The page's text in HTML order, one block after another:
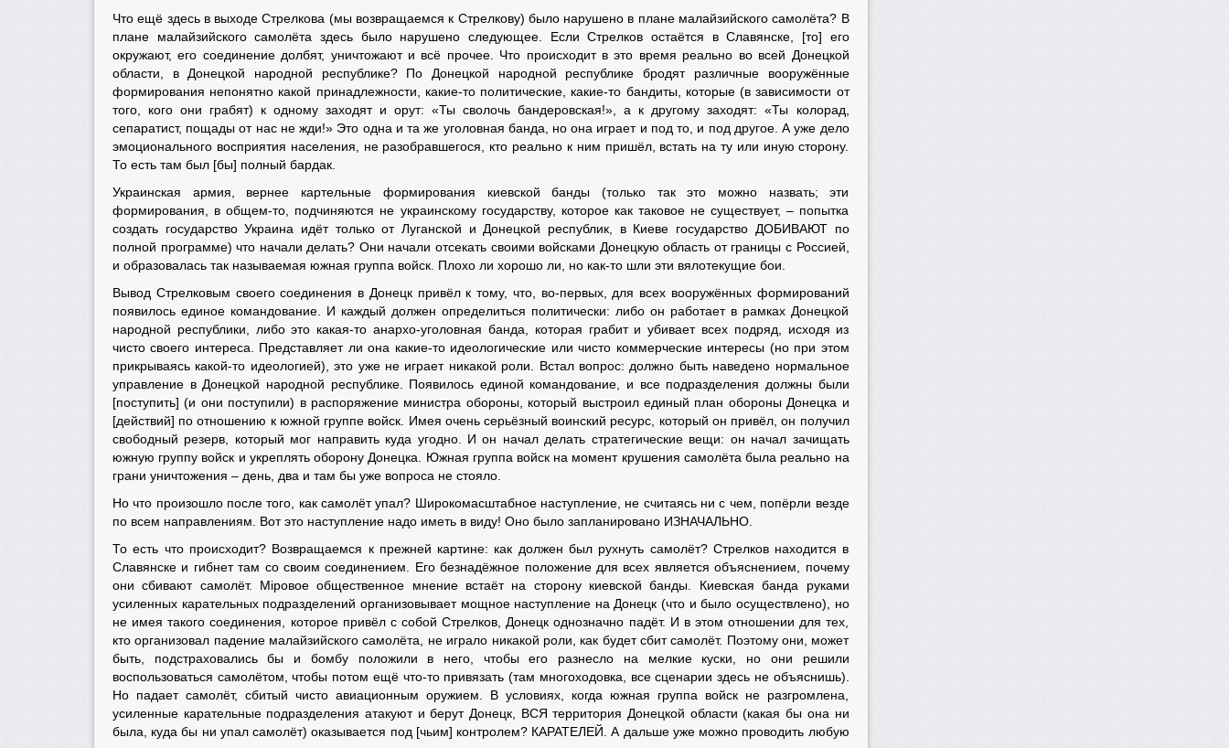
Что ещё здесь в выходе Стрелкова (мы возвращаемся к Стрелкову) было нарушено в плане малайзийского самолёта? В
плане малайзийского самолёта здесь было нарушено следующее. Если Стрелков остаётся в Славянске, [то] его
окружают, его соединение долбят, уничтожают и всё прочее. Что происходит в это время реально во всей Донецкой
области, в Донецкой народной республике? По Донецкой народной республике бродят различные вооружённые
формирования непонятно какой принадлежности, какие-то политические, какие-то бандиты, которые (в зависимости от
того, кого они грабят) к одному заходят и орут: «Ты сволочь бандеровская!», а к другому заходят: «Ты колорад,
сепаратист, пощады от нас не жди!» Это одна и та же уголовная банда, но она играет и под то, и под другое. А уже дело
эмоционального восприятия населения, не разобравшегося, кто реально к ним пришёл, встать на ту или иную сторону.
То есть там был [бы] полный бардак.
Украинская армия, вернее картельные формирования киевской банды (только так это можно назвать; эти
формирования, в общем-то, подчиняются не украинскому государству, которое как таковое не существует, – попытка
создать государство Украина идёт только от Луганской и Донецкой республик, в Киеве государство ДОБИВАЮТ по
полной программе) что начали делать? Они начали отсекать своими войсками Донецкую область от границы с Россией,
и образовалась так называемая южная группа войск. Плохо ли хорошо ли, но как-то шли эти вялотекущие бои.
Вывод Стрелковым своего соединения в Донецк привёл к тому, что, во-первых, для всех вооружённых формирований
появилось единое командование. И каждый должен определиться политически: либо он работает в рамках Донецкой
народной республики, либо это какая-то анархо-уголовная банда, которая грабит и убивает всех подряд, исходя из
чисто своего интереса. Представляет ли она какие-то идеологические или чисто коммерческие интересы (но при этом
прикрываясь какой-то идеологией), это уже не играет никакой роли. Встал вопрос: должно быть наведено нормальное
управление в Донецкой народной республике. Появилось единой командование, и все подразделения должны были
[поступить] (и они поступили) в распоряжение министра обороны, который выстроил единый план обороны Донецка и
[действий] по отношению к южной группе войск. Имея очень серьёзный воинский ресурс, который он привёл, он получил
свободный резерв, который мог направить куда угодно. И он начал делать стратегические вещи: он начал зачищать
южную группу войск и укреплять оборону Донецка. Южная группа войск на момент крушения самолёта была реально на
грани уничтожения – день, два и там бы уже вопроса не стояло.
Но что произошло после того, как самолёт упал? Широкомасштабное наступление, не считаясь ни с чем, попёрли везде
по всем направлениям. Вот это наступление надо иметь в виду! Оно было запланировано ИЗНАЧАЛЬНО.
То есть что происходит? Возвращаемся к прежней картине: как должен был рухнуть самолёт? Стрелков находится в
Славянске и гибнет там со своим соединением. Его безнадёжное положение для всех является объяснением, почему
они сбивают самолёт. Мiровое общественное мнение встаёт на сторону киевской банды. Киевская банда руками
усиленных карательных подразделений организовывает мощное наступление на Донецк (что и было осуществлено), но
не имея такого соединения, которое привёл с собой Стрелков, Донецк однозначно падёт. И в этом отношении для тех,
кто организовал падение малайзийского самолёта, не играло никакой роли, как будет сбит самолёт. Поэтому они, может
быть, подстраховались бы и бомбу положили в него, чтобы его разнесло на мелкие куски, но они решили
воспользоваться самолётом, чтобы потом ещё что-то привязать (там многоходовка, все сценарии здесь не объяснишь).
Но падает самолёт, сбитый чисто авиационным оружием. В условиях, когда южная группа войск не разгромлена,
усиленные карательные подразделения атакуют и берут Донецк, ВСЯ территория Донецкой области (какая бы она ни
была, куда бы ни упал самолёт) оказывается под [чьим] контролем? КАРАТЕЛЕЙ. А дальше уже можно проводить любую